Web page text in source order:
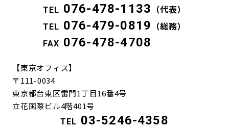
TEL 076-478-1133
（代表）
TEL 076-479-0819
（総務）
FAX 076-478-4708
【東京オフィス】
〒111-0034
東京都台東区雷門1丁目16番4号
立花国際ビル4階401号
TEL 03-5246-4358